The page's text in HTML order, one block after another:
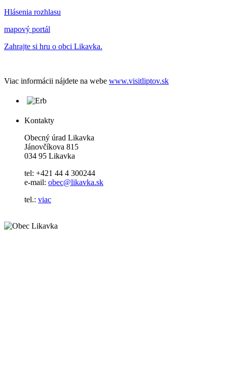
Hlásenia rozhlasu
mapový portál
Zahrajte si hru o obci Likavka.
Viac informácii nájdete na webe www.visitliptov.sk
Kontakty
Obecný úrad Likavka
Jánovčíkova 815
034 95 Likavka
tel: +421 44 4 300244
e-mail: obec@likavka.sk
tel.: viac